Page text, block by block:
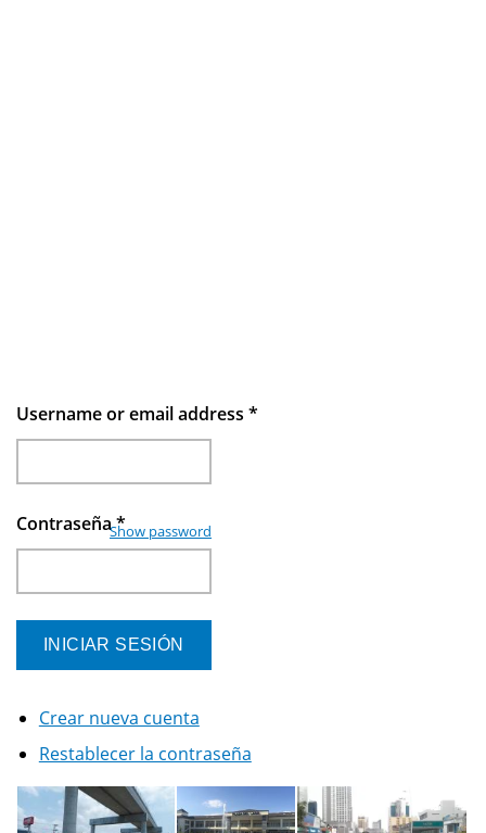
Username or email address *
Contraseña*
Show password
Crear nueva cuenta
Restablecer la contraseña